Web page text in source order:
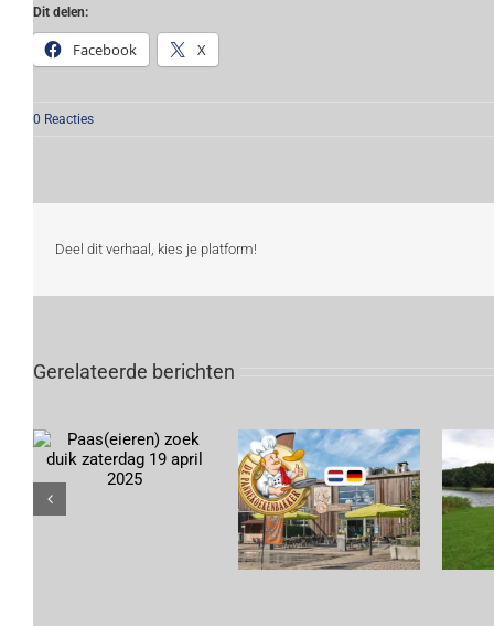
Dit delen:
Facebook X
0 Reacties
Deel dit verhaal, kies je platform!
Gerelateerde berichten
Paas(eieren) zoek duik
Nostalgische duik op
zondag 13 april 2025